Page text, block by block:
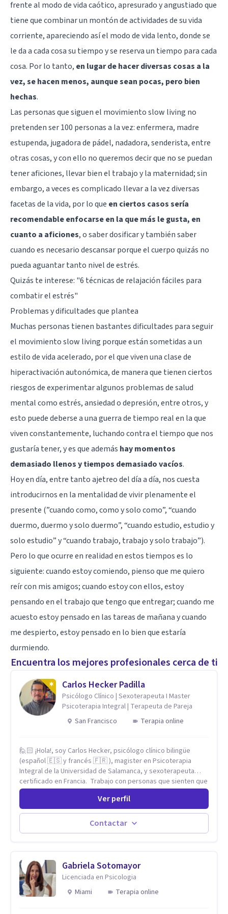
frente al modo de vida caótico, apresurado y angustiado que
tiene que combinar un montón de actividades de su vida
corriente, apareciendo así el modo de vida lento, donde se
le da a cada cosa su tiempo y se reserva un tiempo para cada
cosa. Por lo tanto, en lugar de hacer diversas cosas a la
vez, se hacen menos, aunque sean pocas, pero bien
hechas.
Las personas que siguen el movimiento slow living no
pretenden ser 100 personas a la vez: enfermera, madre
estupenda, jugadora de pádel, nadadora, senderista, entre
otras cosas, y con ello no queremos decir que no se puedan
tener aficiones, llevar bien el trabajo y la maternidad; sin
embargo, a veces es complicado llevar a la vez diversas
facetas de la vida, por lo que en ciertos casos sería
recomendable enfocarse en la que más le gusta, en
cuanto a aficiones, o saber dosificar y también saber
cuando es necesario descansar porque el cuerpo quizás no
pueda aguantar tanto nivel de estrés.
Quizás te interese: "6 técnicas de relajación fáciles para
combatir el estrés"
Problemas y dificultades que plantea
Muchas personas tienen bastantes dificultades para seguir
el movimiento slow living porque están sometidas a un
estilo de vida acelerado, por el que viven una clase de
hiperactivación autonómica, de manera que tienen ciertos
riesgos de experimentar algunos problemas de salud
mental como estrés, ansiedad o depresión, entre otros, y
esto puede deberse a una guerra de tiempo real en la que
viven constantemente, luchando contra el tiempo que nos
gustaría tener, y es que además hay momentos
demasiado llenos y tiempos demasiado vacíos.
Hoy en día, entre tanto ajetreo del día a día, nos cuesta
introducirnos en la mentalidad de vivir plenamente el
presente (”cuando como, como y solo como”, “cuando
duermo, duermo y solo duermo”, “cuando estudio, estudio y
solo estudio” y “cuando trabajo, trabajo y solo trabajo”).
Pero lo que ocurre en realidad en estos tiempos es lo
siguiente: cuando estoy comiendo, pienso que me quiero
reír con mis amigos; cuando estoy con ellos, estoy
pensando en el trabajo que tengo que entregar; cuando me
acuesto estoy pensado en las tareas de mañana y cuando
me despierto, estoy pensado en lo bien que estaría
durmiendo.
Encuentra los mejores profesionales cerca de ti
Carlos Hecker Padilla
Psicólogo Clínico | Sexoterapeuta I Master
Psicoterapia Integral | Terapeuta de Pareja
San Francisco
Terapia online
🙋🏻 ¡Hola!, soy Carlos Hecker, psicólogo clínico bilingüe
(español 🇪🇸 y francés 🇫🇷 ), magister en Psicoterapia
Integral de la Universidad de Salamanca, y sexoterapeuta
certificado en Francia. Trabajo con personas que sienten que
algo en su vida dejó de calzar: ansiedad que se desborda,
tristeza que no se va, duelos que se alargan, relaciones que
repiten el mismo patrón o preguntas en torno a la sexualidad
y la identidad que necesitan un espacio seguro para ser
habladas. Mi orientación teórica integra una mirada
contigo, con las demás personas y con tu entorno. Además
de mi formación en psicoterapia, cuento con especialización
en sexoterapia, por lo que también acompaño temas de salud
sexual, terapia de pareja, diversidad sexual y de género,
Ver perfil
Contactar
Gabriela Sotomayor
Licenciada en Psicologia
Miami
Terapia online